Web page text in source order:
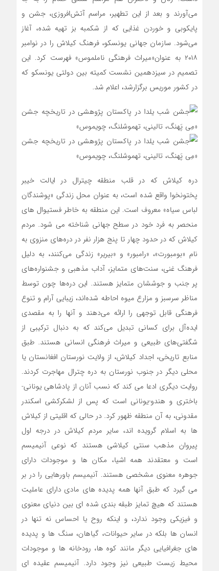
می‌آورند و بعد از این تطهیر، مراسم آتش‌افروزی، جشن و
پایکوبی و خوردن غذایی که از شکمبه بز تهیه شده، آغاز
می‌شود. سازمان جهانی یونسکو، فرهنگ کیلاش را در نوامبر
۲۰۱۸ به عنوان«میراث فرهنگی ناملموس» فهرست کرد. این
تصمیم در سیزدهمین نشست کمیته بین دولتی یونسکو که
در کشور موریس برگزارشد، اعلام شد.
دره کیلاش که در قلب منطقه چیترال در ایالت خیبر
پختونخوا واقع شده است، به عنوان محل زندگی «پوشندگان
لباس سیاه» معروف است. این منطقه به خاطر فستیوال های
منحصر به فرد خود در سطح جهانی شناخته می شود. مردم
کیلاش که در حدود چهار تا پنج هزار نفر در دره‌های منزوی به
نام «بومبورت»، «رامبور» و «بیریر» زندگی می‌کنند، به دلیل
فرهنگ غنی، سنت‌های متمایز، آداب مذهبی و جشنواره‌های
پر جنب و جوششان متمایز هستند. این دره‌ها چون توسط
مناظر سرسبز و مزارع میوه احاطه شده‌اند، زیبایی آرام و تنوع
فرهنگی قابل توجهی را ارائه می‌دهند و آنها را به مقصدی
ایده‌آل برای کسانی تبدیل می‌کند که به دنبال ترکیبی از
شگفتی‌های طبیعی و میراث فرهنگی انسانی هستند. طبق
منابع تاریخی، اجداد کیلاش، از ولایت نورستان افغانستان یا
محلی دیگر در جنوب نورستان به دره چترال مهاجرت کردند.
روایت دیگری ادعا می کند که نسب آنان از پادشاهی یونانی-
باختری و هندو-یونانی است که پس از لشکرکشی اسکندر
مقدونی، به آن منطقه ظهور کرد. در حالی که اقلیتی از کیلاش
ها به اسلام گرویده اند، سایر مردم کیلاش در درجه اول
پیروان مذهب سنتی کیلاشی هستند که نوعی آنیمیسم
است و معتقدند همه اشیا، مکان ها و موجودات دارای
جوهره معنوی مشخصی هستند. آنیمیسم باورهایی را در بر
می گیرد که طبق آنها همه پدیده های مادی دارای عاملیت
هستند که هیچ تمایز طبقه بندی شده ای بین دنیای معنوی
و فیزیکی وجود ندارد، و اینکه روح یا احساس نه تنها در
انسان ها بلکه در سایر حیوانات، گیاهان، سنگ ها و پدیده
های جغرافیایی دیگر مانند کوه ها، رودخانه ها و موجودات
محیط زیست طبیعی نیز وجود دارد. آنیمیسم عقیده ای